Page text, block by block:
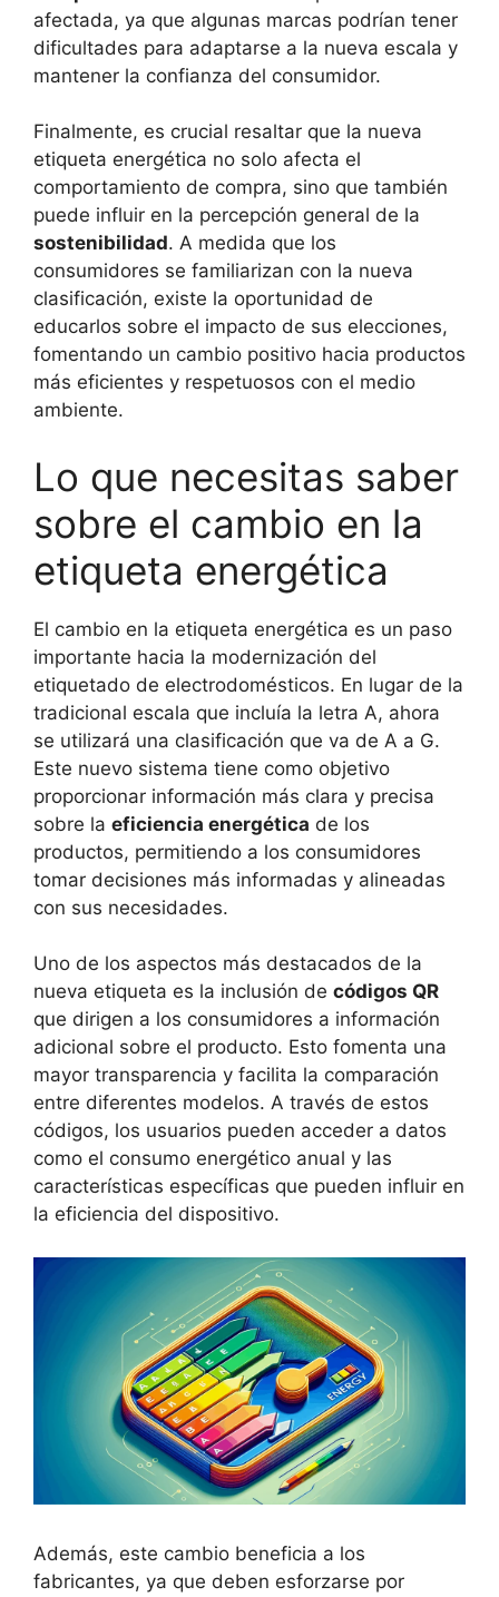
afectada, ya que algunas marcas podrían tener
dificultades para adaptarse a la nueva escala y
mantener la confianza del consumidor.
Finalmente, es crucial resaltar que la nueva
etiqueta energética no solo afecta el
comportamiento de compra, sino que también
puede influir en la percepción general de la
sostenibilidad. A medida que los
consumidores se familiarizan con la nueva
clasificación, existe la oportunidad de
educarlos sobre el impacto de sus elecciones,
fomentando un cambio positivo hacia productos
más eficientes y respetuosos con el medio
ambiente.
Lo que necesitas saber
sobre el cambio en la
etiqueta energética
El cambio en la etiqueta energética es un paso
importante hacia la modernización del
etiquetado de electrodomésticos. En lugar de la
tradicional escala que incluía la letra A, ahora
se utilizará una clasificación que va de A a G.
Este nuevo sistema tiene como objetivo
proporcionar información más clara y precisa
sobre la eficiencia energética de los
productos, permitiendo a los consumidores
tomar decisiones más informadas y alineadas
con sus necesidades.
Uno de los aspectos más destacados de la
nueva etiqueta es la inclusión de códigos QR
que dirigen a los consumidores a información
adicional sobre el producto. Esto fomenta una
mayor transparencia y facilita la comparación
entre diferentes modelos. A través de estos
códigos, los usuarios pueden acceder a datos
como el consumo energético anual y las
características específicas que pueden influir en
la eficiencia del dispositivo.
Además, este cambio beneficia a los
fabricantes, ya que deben esforzarse por